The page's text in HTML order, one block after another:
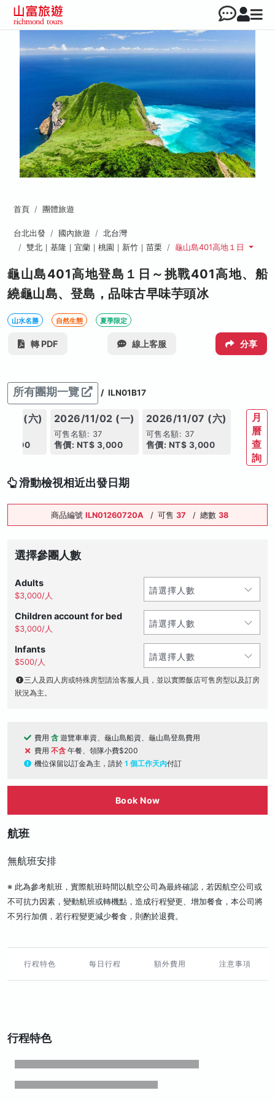
首頁 團體旅遊
台北出發 國內旅遊
北台灣
雙北｜基隆｜宜蘭｜桃園｜新竹｜苗栗
龜山島401高地１日
龜山島401高地登島１日～挑戰401高地、船
繞龜山島、登島，品味古早味芋頭冰
山水名勝 自然生態 夏季限定
轉 PDF 線上客服 分享
所有團期一覽 / ILN01B17
31 (六)
3,000
2026/11/02 (一)
可售名額: 37
售價: NT$ 3,000
2026/11/07 (六)
可售名額: 37
售價: NT$ 3,000
月
曆
查
詢
滑動檢視相近出發日期
商品編號 ILN01260720A / 可售 37 / 總數 38
選擇參團人數
Adults
$3,000/人
Children account for bed
$3,000/人
Infants
$500/人
三人及四人房或特殊房型請洽客服人員，並以實際飯店可售房型以及訂房
狀況為主。
費用 含 遊覽車車資、龜山島船資、龜山島登島費用
費用 不含 午餐、領隊小費$200
機位保留以訂金為主，請於 1 個工作天內付訂
Book Now
航班
無航班安排
※ 此為參考航班，實際航班時間以航空公司為最終確認，若因航空公司或
不可抗力因素，變動航班或轉機點，造成行程變更、增加餐食，本公司將
不另行加價，若行程變更減少餐食，則酌於退費。
行程特色 每日行程 額外費用 注意事項
行程特色